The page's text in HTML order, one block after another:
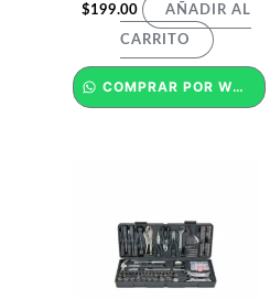
$199.00 AÑADIR AL
CARRITO
COMPRAR POR WHATSAPP